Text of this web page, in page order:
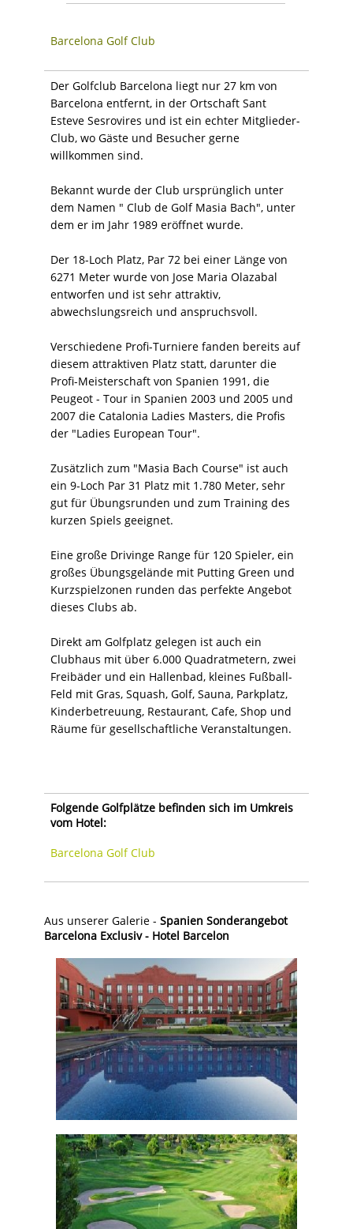
Barcelona Golf Club
Der Golfclub Barcelona liegt nur 27 km von
Barcelona entfernt, in der Ortschaft Sant
Esteve Sesrovires und ist ein echter Mitglieder-
Club, wo Gäste und Besucher gerne
willkommen sind.
Bekannt wurde der Club ursprünglich unter
dem Namen " Club de Golf Masia Bach", unter
dem er im Jahr 1989 eröffnet wurde.
Der 18-Loch Platz, Par 72 bei einer Länge von
6271 Meter wurde von Jose Maria Olazabal
entworfen und ist sehr attraktiv,
abwechslungsreich und anspruchsvoll.
Verschiedene Profi-Turniere fanden bereits auf
diesem attraktiven Platz statt, darunter die
Profi-Meisterschaft von Spanien 1991, die
Peugeot - Tour in Spanien 2003 und 2005 und
2007 die Catalonia Ladies Masters, die Profis
der "Ladies European Tour".
Zusätzlich zum "Masia Bach Course" ist auch
ein 9-Loch Par 31 Platz mit 1.780 Meter, sehr
gut für Übungsrunden und zum Training des
kurzen Spiels geeignet.
Eine große Drivinge Range für 120 Spieler, ein
großes Übungsgelände mit Putting Green und
Kurzspielzonen runden das perfekte Angebot
dieses Clubs ab.
Direkt am Golfplatz gelegen ist auch ein
Clubhaus mit über 6.000 Quadratmetern, zwei
Freibäder und ein Hallenbad, kleines Fußball-
Feld mit Gras, Squash, Golf, Sauna, Parkplatz,
Kinderbetreuung, Restaurant, Cafe, Shop und
Räume für gesellschaftliche Veranstaltungen.
Folgende Golfplätze befinden sich im Umkreis
vom Hotel:
Barcelona Golf Club
Aus unserer Galerie - Spanien Sonderangebot
Barcelona Exclusiv - Hotel Barcelon